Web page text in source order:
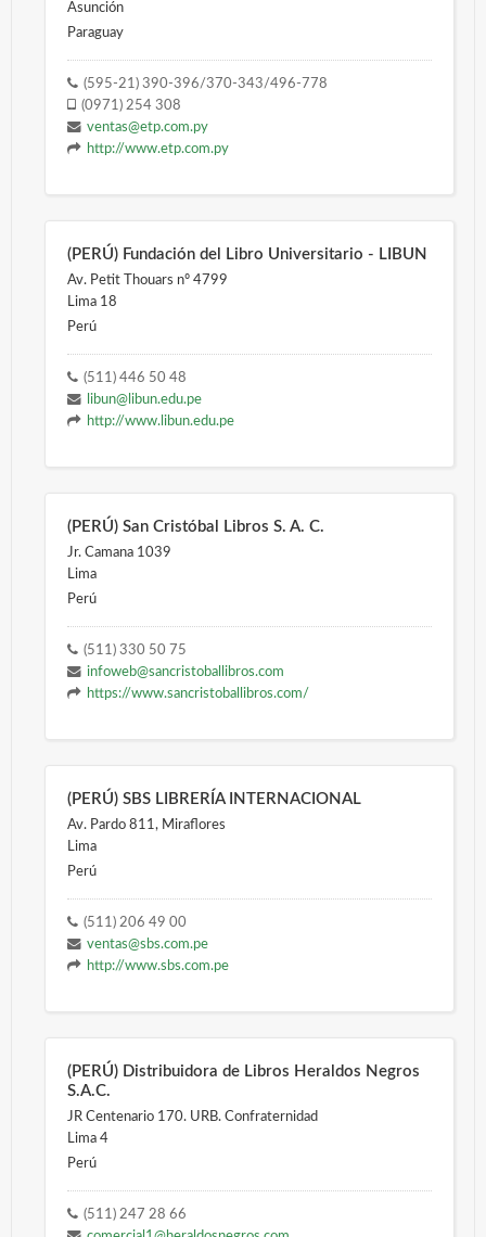
Asunción
Paraguay
(595-21) 390-396/370-343/496-778
(0971) 254 308
ventas@etp.com.py
http://www.etp.com.py
(PERÚ) Fundación del Libro Universitario - LIBUN
Av. Petit Thouars nº 4799
Lima 18
Perú
(511) 446 50 48
libun@libun.edu.pe
http://www.libun.edu.pe
(PERÚ) San Cristóbal Libros S. A. C.
Jr. Camana 1039
Lima
Perú
(511) 330 50 75
infoweb@sancristoballibros.com
https://www.sancristoballibros.com/
(PERÚ) SBS LIBRERÍA INTERNACIONAL
Av. Pardo 811, Miraflores
Lima
Perú
(511) 206 49 00
ventas@sbs.com.pe
http://www.sbs.com.pe
(PERÚ) Distribuidora de Libros Heraldos Negros
S.A.C.
JR Centenario 170. URB. Confraternidad
Lima 4
Perú
(511) 247 28 66